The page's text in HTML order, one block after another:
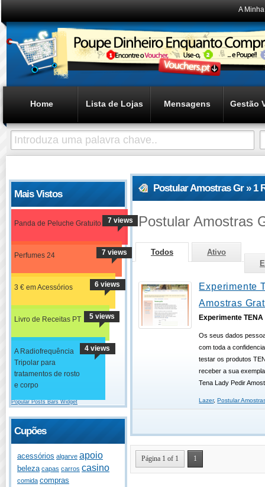
A
Home Lista de Lojas Mensagens Gestão
Mais Vistos
Panda de Peluche Gratuito 7 views
Perfumes 24 7 views
3 € em Acessórios 6 views
Livro de Receitas PT 5 views
A Radiofrequência
Tripolar para
tratamentos de rosto
e corpo
4 views
Popular Posts Bars Widget
Cupões
acessórios algarve apoio
beleza capas carros casino
comida compras
Postular Amostras Gr » 1
Postular Amostras
Todos
Ativo
Experimente
Amostras
Experimente
Os seus dados
com toda a
testar os produtos
receber a sua
Tena Lady Pedir
Lazer,Postular
Página 1 of 1 1